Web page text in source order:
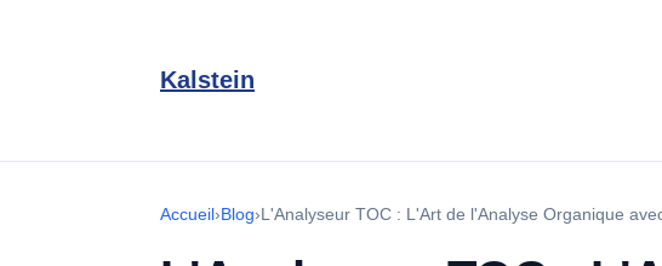
Kalstein
Accueil›Blog›L'Analyseur TOC : L'Art de l'Analyse Organique